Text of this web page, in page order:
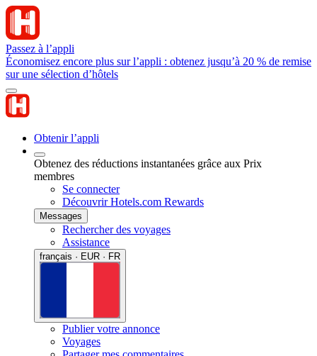
Passez à l’appli
Économisez encore plus sur l’appli : obtenez jusqu’à 20 % de remise
sur une sélection d’hôtels
Obtenir l’appli
Obtenez des réductions instantanées grâce aux Prix
membres
Se connecter
Découvrir Hotels.com Rewards
Messages
Rechercher des voyages
Assistance
français · EUR · FR
Publier votre annonce
Voyages